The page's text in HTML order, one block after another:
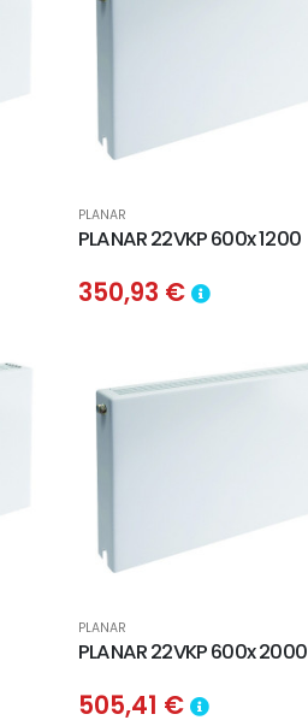
PLANAR
PLANAR 22VKP 600x 1200
350,93 €
PLANAR
PLANAR 22VKP 600x 2000
505,41 €